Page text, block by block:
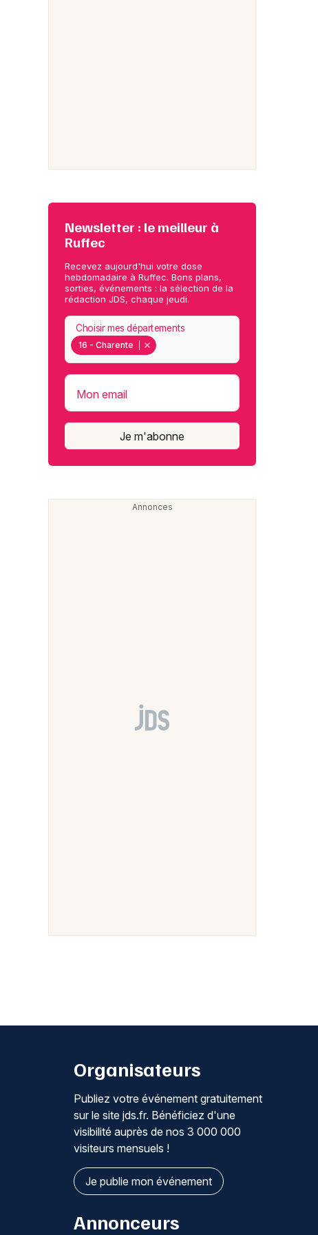
Newsletter : le meilleur à
Ruffec
Recevez aujourd'hui votre dose
hebdomadaire à Ruffec. Bons plans,
sorties, événements : la sélection de la
rédaction JDS, chaque jeudi.
16 - Charente
Choisir mes départements
Mon email
Je m'abonne
Organisateurs
Publiez votre événement gratuitement
sur le site jds.fr. Bénéficiez d'une
visibilité auprès de nos 3 000 000
visiteurs mensuels !
Je publie mon événement
Annonceurs